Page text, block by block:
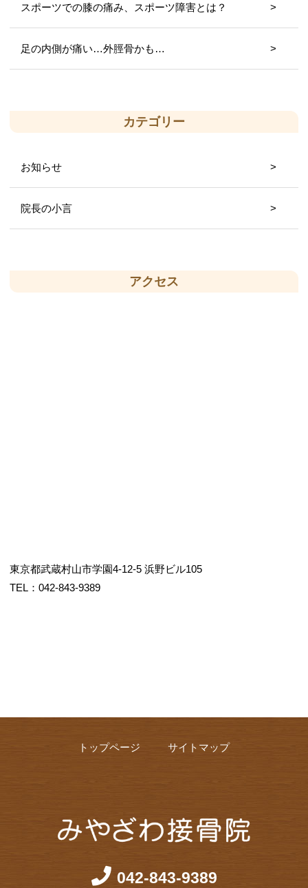
スポーツでの膝の痛み、スポーツ障害とは？
足の内側が痛い…外脛骨かも…
カテゴリー
お知らせ
院長の小言
アクセス
東京都武蔵村山市学園4-12-5 浜野ビル105
TEL：042-843-9389
トップページ サイトマップ
042-843-9389